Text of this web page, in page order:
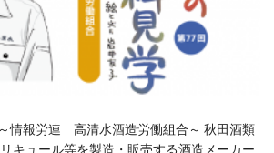
情報労連 高清水酒造労働組合～ 秋田酒類
キュール等を製造・販売する酒造メーカー